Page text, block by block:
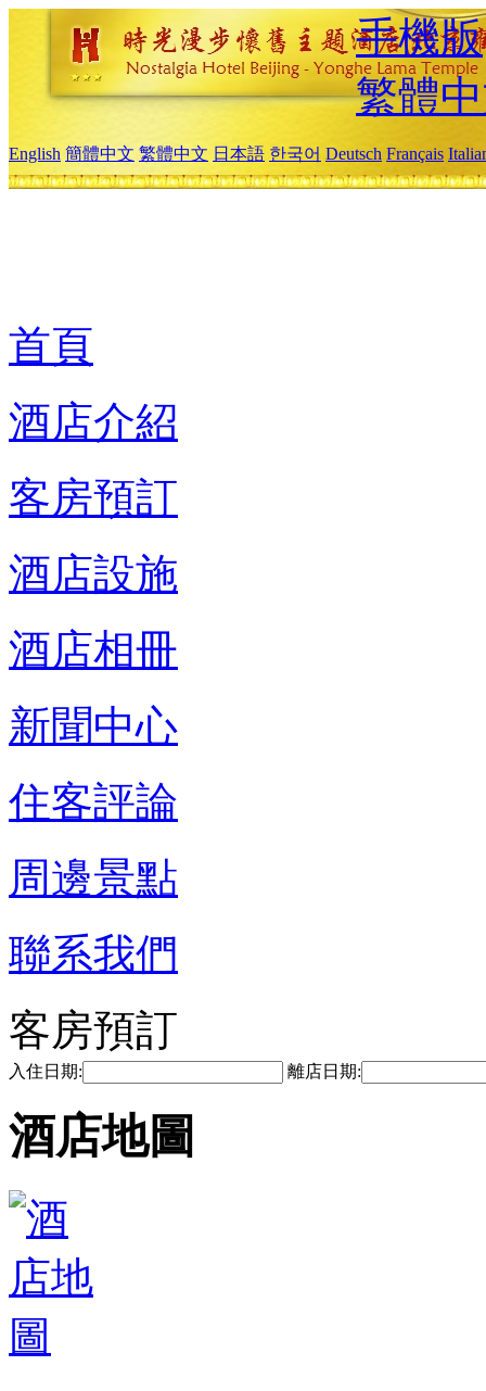
手機版
繁體
English 簡體中文 繁體中文 日本語 한국어 Deutsch Français
首頁
酒店介紹
客房預訂
酒店設施
酒店相冊
新聞中心
住客評論
周邊景點
聯系我們
客房預訂
入住日期: 離店日期:
酒店地圖